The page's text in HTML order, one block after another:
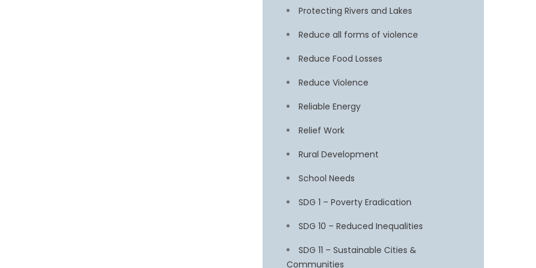
Protecting Rivers and Lakes
Reduce all forms of violence
Reduce Food Losses
Reduce Violence
Reliable Energy
Relief Work
Rural Development
School Needs
SDG 1 – Poverty Eradication
SDG 10 – Reduced Inequalities
SDG 11 – Sustainable Cities &
Communities